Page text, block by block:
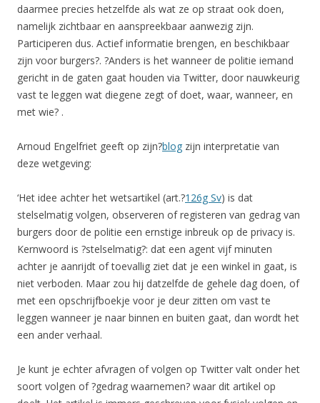
daarmee precies hetzelfde als wat ze op straat ook doen,
namelijk zichtbaar en aanspreekbaar aanwezig zijn.
Participeren dus. Actief informatie brengen, en beschikbaar
zijn voor burgers?. ?Anders is het wanneer de politie iemand
gericht in de gaten gaat houden via Twitter, door nauwkeurig
vast te leggen wat diegene zegt of doet, waar, wanneer, en
met wie? .
Arnoud Engelfriet geeft op zijn?blog zijn interpretatie van
deze wetgeving:
‘Het idee achter het wetsartikel (art.?126g Sv) is dat
stelselmatig volgen, observeren of registeren van gedrag van
burgers door de politie een ernstige inbreuk op de privacy is.
Kernwoord is ?stelselmatig?: dat een agent vijf minuten
achter je aanrijdt of toevallig ziet dat je een winkel in gaat, is
niet verboden. Maar zou hij datzelfde de gehele dag doen, of
met een opschrijfboekje voor je deur zitten om vast te
leggen wanneer je naar binnen en buiten gaat, dan wordt het
een ander verhaal.
Je kunt je echter afvragen of volgen op Twitter valt onder het
soort volgen of ?gedrag waarnemen? waar dit artikel op